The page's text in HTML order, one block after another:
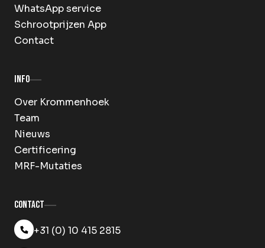
WhatsApp service
Schrootprijzen App
Contact
Info
Over Krommenhoek
Team
Nieuws
Certificering
MRF-Mutaties
Contact
+31 (0) 10 415 2815